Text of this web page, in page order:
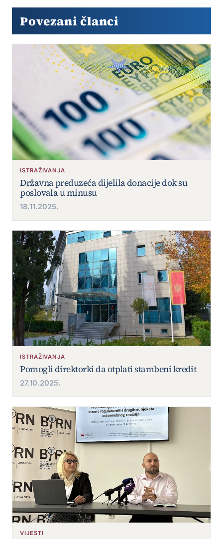
Povezani članci
ISTRAŽIVANJA
Državna preduzeća dijelila donacije dok su
poslovala u minusu
18.11.2025.
ISTRAŽIVANJA
Pomogli direktorki da otplati stambeni kredit
27.10.2025.
VIJESTI